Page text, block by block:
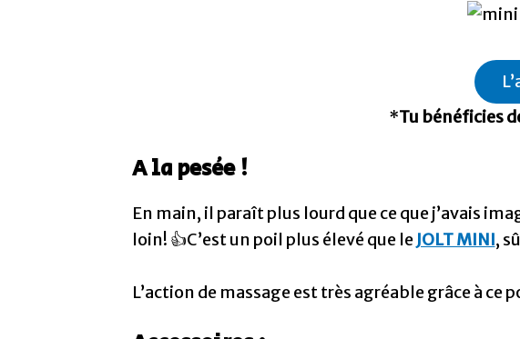
*Tu bénéficies
A la pesée !
En main, il paraît plus lourd que ce que j’avais
loin! 👍C’est un poil plus élevé que leJOLT MINI,
L’action de massage est très agréable grâce à ce